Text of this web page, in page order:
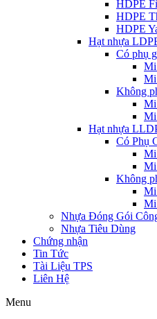
HDPE
HDPE
HDPE
Hạt nhựa
Có phụ
Mi
Không
Mi
Hạt nhựa
Có Phụ
Mi
Mi
Không
Mi
Mi
Nhựa Đóng Gói
Nhựa Tiêu Dùng
Chứng nhận
Tin Tức
Tài Liệu TPS
Liên Hệ
Menu